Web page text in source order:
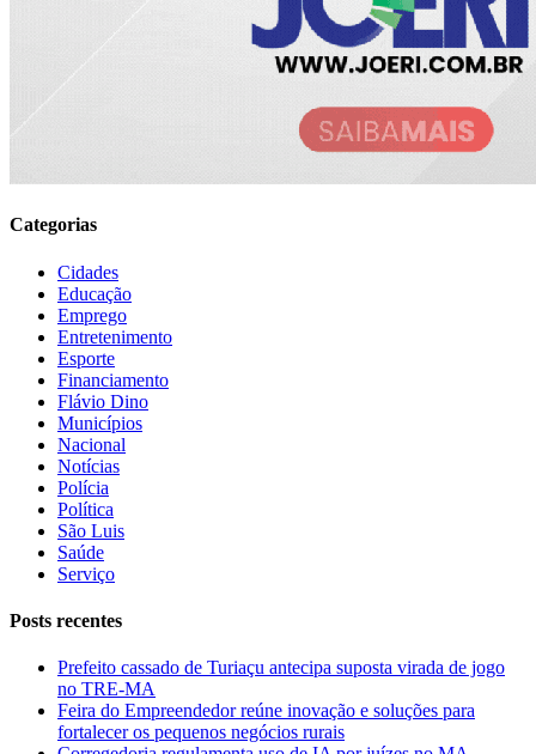
Categorias
Cidades
Educação
Emprego
Entretenimento
Esporte
Financiamento
Flávio Dino
Municípios
Nacional
Notícias
Polícia
Política
São Luis
Saúde
Serviço
Posts recentes
Prefeito cassado de Turiaçu antecipa suposta virada de jogo
no TRE-MA
Feira do Empreendedor reúne inovação e soluções para
fortalecer os pequenos negócios rurais